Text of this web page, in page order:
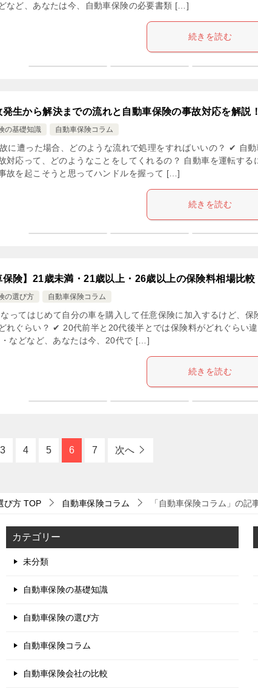
など、あなたは今、自動車保険の必要書類 […]
続きを読む
生から解決までの流れと自動車保険の事故対応を解説！
の基礎知識 自動車保険コラム
に遭った場合、どのような流れで処理をすればいいの？ ✔ 自動
対応って、どのようなことをしてくれるの？ 自動車を運転する
故を起こそうと思ってハンドルを握って […]
続きを読む
保険】21歳未満・21歳以上・26歳以上の保険料相場比較
の選び方 自動車保険コラム
ってはじめて自分の車を購入して任意保険に加入するけど、保
れぐらい？ ✔ 20代前半と20代後半とでは保険料がどれぐらい違
などなど、あなたは今、20代で […]
続きを読む
3 4 5 6 7 次へ
び方 TOP 自動車保険コラム 「自動車保険コラム」の記
カテゴリー
未分類
自動車保険の基礎知識
自動車保険の選び方
自動車保険コラム
自動車保険会社の比較